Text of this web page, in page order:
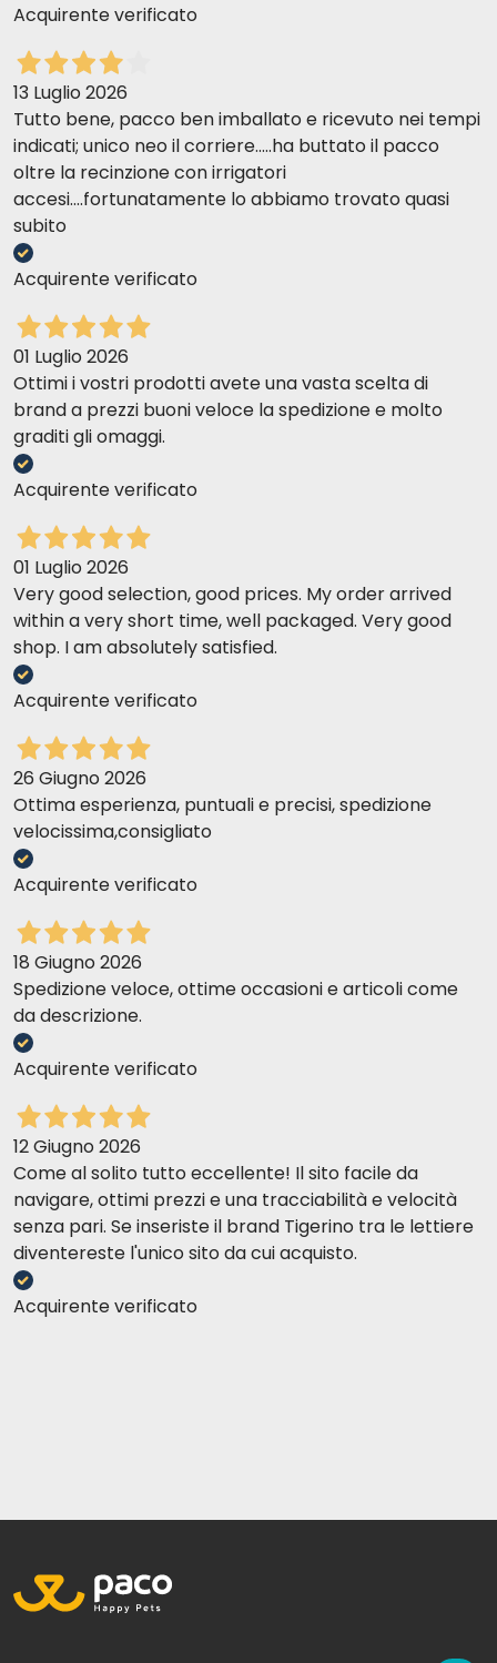
Acquirente verificato
13 Luglio 2026
Tutto bene, pacco ben imballato e ricevuto nei tempi
indicati; unico neo il corriere.....ha buttato il pacco
oltre la recinzione con irrigatori
accesi....fortunatamente lo abbiamo trovato quasi
subito
Acquirente verificato
01 Luglio 2026
Ottimi i vostri prodotti avete una vasta scelta di
brand a prezzi buoni veloce la spedizione e molto
graditi gli omaggi.
Acquirente verificato
01 Luglio 2026
Very good selection, good prices. My order arrived
within a very short time, well packaged. Very good
shop. I am absolutely satisfied.
Acquirente verificato
26 Giugno 2026
Ottima esperienza, puntuali e precisi, spedizione
velocissima,consigliato
Acquirente verificato
18 Giugno 2026
Spedizione veloce, ottime occasioni e articoli come
da descrizione.
Acquirente verificato
12 Giugno 2026
Come al solito tutto eccellente! Il sito facile da
navigare, ottimi prezzi e una tracciabilità e velocità
senza pari. Se inseriste il brand Tigerino tra le lettiere
diventereste l'unico sito da cui acquisto.
Acquirente verificato